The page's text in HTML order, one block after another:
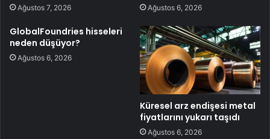
Ağustos 7, 2026 Ağustos 6, 2026
GlobalFoundries hisseleri
neden düşüyor?
Ağustos 6, 2026
Küresel arz endişesi metal
fiyatlarını yukarı taşıdı
Ağustos 6, 2026